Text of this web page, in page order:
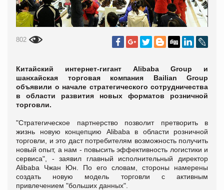
802
Китайский интернет-гигант Alibaba Group и
шанхайская торговая компания Bailian Group
объявили о начале стратегического сотрудничества
в области развития новых форматов розничной
торговли.
"Стратегическое партнерство позволит претворить в
жизнь новую концепцию Alibaba в области розничной
торговли, и это даст потребителям возможность получить
новый опыт, а нам - повысить эффективность логистики и
сервиса", - заявил главный исполнительный директор
Alibaba Чжан Юн. По его словам, стороны намерены
создать новую модель торговли с активным
привлечением "больших данных".